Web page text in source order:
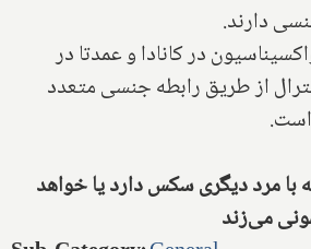
دارند.
در کانادا و عمدتا در
از طریق رابطه جنسی متعدد
است.
با مرد دیگری سکس دارد یا خواهد
می‌زند